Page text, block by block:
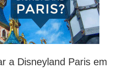
a Disneyland Paris em